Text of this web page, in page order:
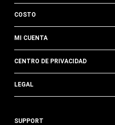
COSTO
MI CUENTA
CENTRO DE PRIVACIDAD
LEGAL
SUPPORT